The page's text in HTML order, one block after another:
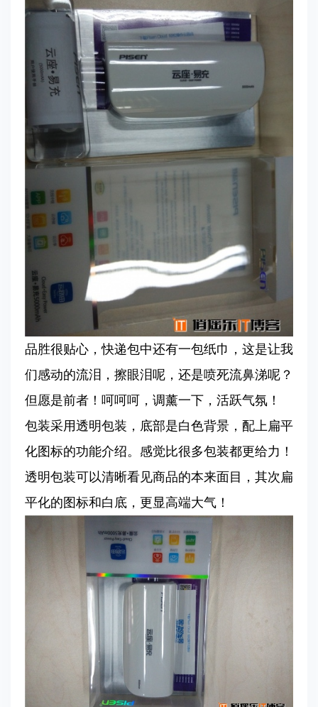
品胜很贴心，快递包中还有一包纸巾，这是让我
们感动的流泪，擦眼泪呢，还是喷死流鼻涕呢？
但愿是前者！呵呵呵，调薰一下，活跃气氛！
包装采用透明包装，底部是白色背景，配上扁平
化图标的功能介绍。感觉比很多包装都更给力！
透明包装可以清晰看见商品的本来面目，其次扁
平化的图标和白底，更显高端大气！